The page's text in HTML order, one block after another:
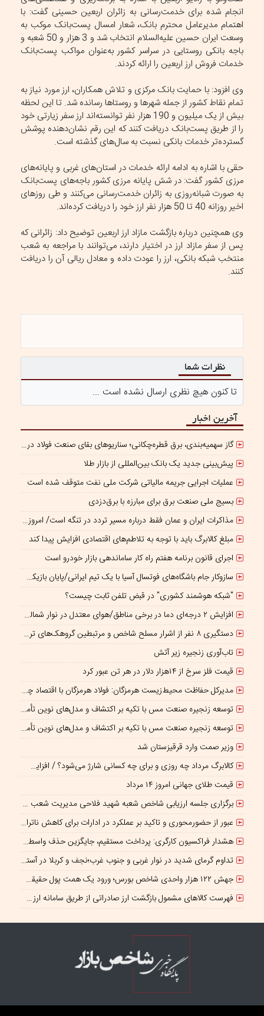
انجام شده برای خدمت‌رسانی به زائران اربعین حسینی گفت: با
اهتمام مدیرعامل محترم بانک، شعار امسال پست‌بانک موکب به
وسعت ایران حسین علیه‌السلام انتخاب شد و 3 هزار و 50 شعبه و
باجه بانکی روستایی در سراسر کشور به‌عنوان مواکب پست‌بانک
خدمات فروش ارز اربعین را ارائه کردند.
وی افزود: با حمایت بانک مرکزی و تلاش همکاران، ارز مورد نیاز به
تمام نقاط کشور از جمله شهرها و روستاها رسانده شد. تا این لحظه
بیش از یک میلیون و 190 هزار نفر توانسته‌اند ارز سفر زیارتی خود
را از طریق پست‌بانک دریافت کنند که این رقم نشان‌دهنده پوشش
گسترده‌تر خدمات بانکی نسبت به سال‌های گذشته است.
حقی با اشاره به ادامه ارائه خدمات در استان‌های غربی و پایانه‌های
مرزی کشور گفت: در شش پایانه مرزی کشور باجه‌های پست‌بانک
به صورت شبانه‌روزی به زائران خدمت‌رسانی می‌کنند و طی روزهای
اخیر روزانه 40 تا 50 هزار نفر ارز خود را دریافت کرده‌اند.
وی همچنین درباره بازگشت مازاد ارز اربعین توضیح داد: زائرانی که
پس از سفر مازاد ارز در اختیار دارند، می‌توانند با مراجعه به شعب
منتخب شبکه بانکی، ارز را عودت داده و معادل ریالی آن را دریافت
کنند.
نظرات شما
تا کنون هیچ نظری ارسال نشده است ...
آخرین اخبار
گاز سهمیه‌بندی، برق قطره‌چکانی؛ سناریوهای بقای صنعت فولاد در برزخ ناترازی و ریسک‌های ژئوپلیتیک
پیش‌بینی جدید یک بانک بین‌المللی از بازار طلا
عملیات اجرایی جریمه مالیاتی شرکت ملی نفت متوقف شده است
بسیج ملی صنعت برق برای مبارزه با برق‌دزدی
مذاکرات ایران و عمان فقط درباره مسیر تردد در تنگه است/ امروز جایگاه بازدارندگی تنگه هرمز از بمب اتم هم بالاتر است
مبلغ کالابرگ باید با توجه به تلاطم‌های اقتصادی افزایش پیدا کند
اجرای قانون برنامه هفتم راه کار ساماندهی بازار خودرو است
سازوکار جام باشگاه‌های فوتسال آسیا با یک تیم ایرانی/پایان بازیکن قرضی؟
"شبکه هوشمند کشوری" در قبض تلفن ثابت چیست؟
افزایش ۲ درجه‌ای دما در برخی مناطق/هوای معتدل در نوار شمالی ایران
دستگیری ۸ نفر از اشرار مسلح شاخص و مرتبطین گروهک‌های تروریستی
تاب‌آوری زنجیره زیر آتش
قیمت فلز سرخ از ۱۴هزار دلار در هر تن عبور کرد
مدیرکل حفاظت محیط‌زیست هرمزگان: فولاد هرمزگان با اقتصاد چرخشی، نگاه تازه‌ای به توسعه صنعت فولاد ارائه کرده است
توسعه زنجیره صنعت مس با تکیه بر اکتشاف و مدل‌های نوین تأمین مالی شتاب می‌گیرد
توسعه زنجیره صنعت مس با تکیه بر اکتشاف و مدل‌های نوین تأمین مالی شتاب می‌گیرد
وزیر صمت وارد قرقیزستان شد
کالابرگ مرداد چه روزی و برای چه کسانی شارژ می‌شود؟ / افزایش اعتبار یک میلیونی منتفی است؟
قیمت طلای جهانی امروز ۱۴ مرداد
برگزاری جلسه ارزیابی شاخص شعبه شهید فلاحی مدیریت شعب شرق تهران
عبور از حضورمحوری و تاکید بر عملکرد در ادارات برای کاهش ناترازی انرژی
هشدار فراکسیون کارگری: پرداخت مستقیم، جایگزین حذف واسطه‌ها نیست
تداوم گرمای شدید در نوار غربی و جنوب غرب؛نجف و کربلا در آستانه ۵۰درجه
جهش ۱۲۲ هزار واحدی شاخص بورس؛ ورود یک همت پول حقیقی در آغاز معاملات
فهرست کالاهای مشمول بازگشت ارز صادراتی از طریق سامانه ارزی ابلاغ شد